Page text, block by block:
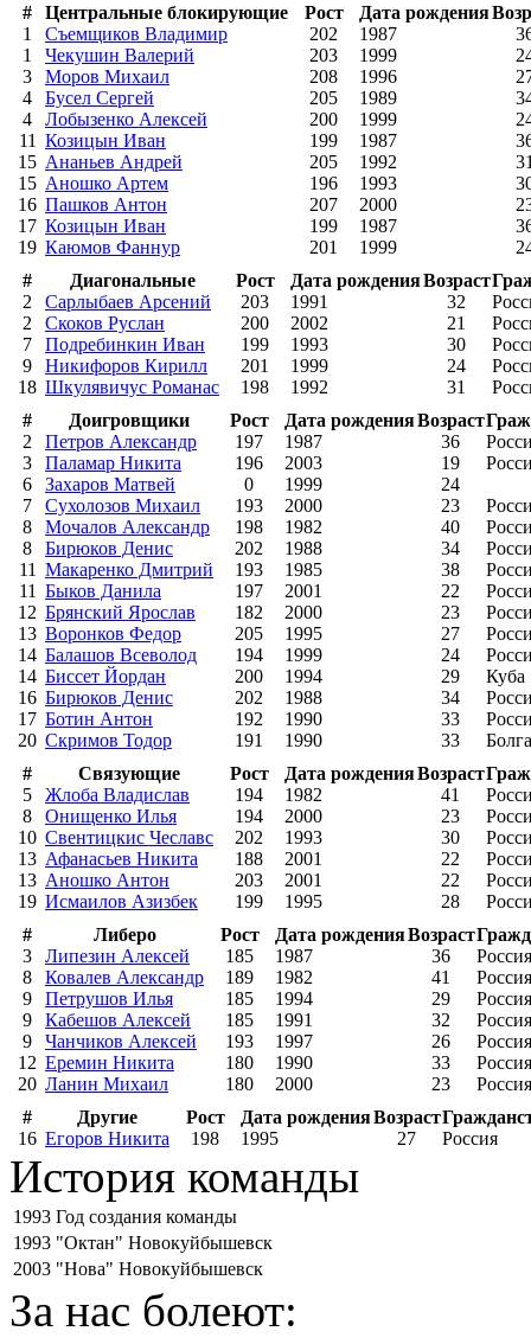
# Центральные блокирующие Рост Дата рождения
1
Съемщиков Владимир 202 1987
1
Чекушин Валерий 203 1999
3
Моров Михаил 208 1996
4
Бусел Сергей 205 1989
4
Лобызенко Алексей 200 1999
11 Козицын Иван 199 1987
15 Ананьев Андрей 205 1992
15 Аношко Артем 196 1993
16 Пашков Антон 207 2000
17 Козицын Иван 199 1987
19 Каюмов Фаннур 201 1999
#
Диагональные Рост Дата рожденияВозраст
2
Сарлыбаев Арсений 203 1991 32
2
Скоков Руслан 200 2002 21
7
Подребинкин Иван 199 1993 30
9
Никифоров Кирилл 201 1999 24
18 Шкулявичус Романас 198 1992 31
#
Доигровщики Рост Дата рожденияВозраст
2
Петров Александр 197 1987 36
3
Паламар Никита 196 2003 19
6
Захаров Матвей 0 1999
24
7
Сухолозов Михаил 193 2000 23
8
Мочалов Александр 198 1982 40
8
Бирюков Денис 202 1988 34
11 Макаренко Дмитрий 193 1985 38
11 Быков Данила 197 2001 22
12 Брянский Ярослав 182 2000 23
13 Воронков Федор 205 1995 27
14 Балашов Всеволод 194 1999 24
14 Биссет Йордан 200 1994 29
Куба
16 Бирюков Денис 202 1988 34
17 Ботин Антон 192 1990 33
20 Скримов Тодор 191 1990 33
#
Связующие Рост Дата рожденияВозраст
5
Жлоба Владислав 194 1982 41
8
Онищенко Илья 194 2000 23
10 Свентицкис Чеславс 202 1993 30
13 Афанасьев Никита 188 2001 22
13 Аношко Антон 203 2001 22
19 Исмаилов Азизбек 199 1995 28
#
Либеро Рост Дата рожденияВозраст
3
Липезин Алексей 185 1987 36
Россия
8
Ковалев Александр 189 1982 41
Россия
9
Петрушов Илья 185 1994 29
Россия
9
Кабешов Алексей 185 1991 32
Россия
9
Чанчиков Алексей 193 1997 26
Россия
12 Еремин Никита 180 1990 33
Россия
20 Ланин Михаил 180 2000 23
Россия
#
Другие Рост Дата рожденияВозраст
16 Егоров Никита 198 1995 27 Россия
История команды
1993 Год создания команды
1993 "Октан" Новокуйбышевск
2003 "Нова" Новокуйбышевск
За нас болеют: